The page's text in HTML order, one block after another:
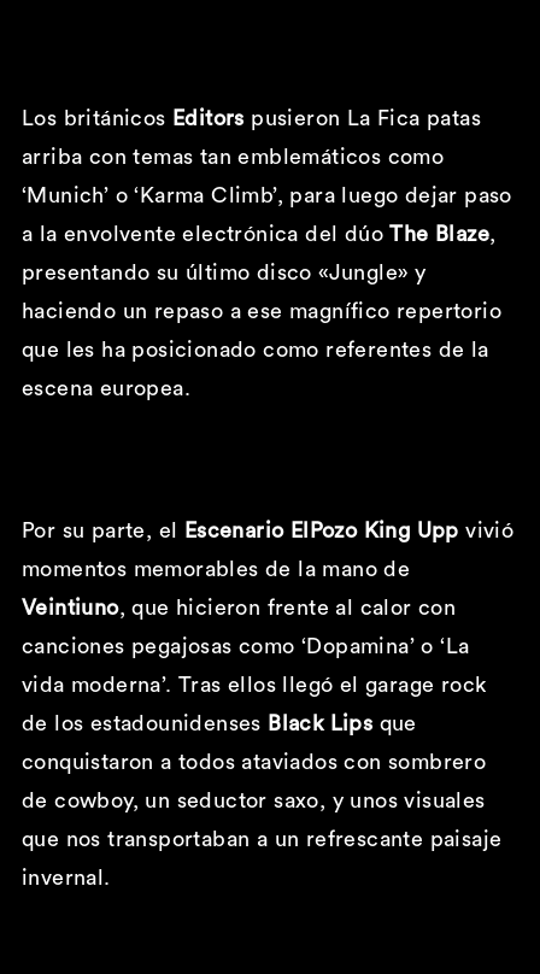
Los británicos Editors pusieron La Fica patas
arriba con temas tan emblemáticos como
‘Munich’ o ‘Karma Climb’, para luego dejar paso
a la envolvente electrónica del dúo The Blaze,
presentando su último disco «Jungle» y
haciendo un repaso a ese magnífico repertorio
que les ha posicionado como referentes de la
escena europea.
Por su parte, el Escenario ElPozo King Uppvivió
momentos memorables de la mano de
Veintiuno, que hicieron frente al calor con
canciones pegajosas como ‘Dopamina’ o ‘La
vida moderna’. Tras ellos llegó el garage rock
de los estadounidenses Black Lips que
conquistaron a todos ataviados con sombrero
de cowboy, un seductor saxo, y unos visuales
que nos transportaban a un refrescante paisaje
invernal.